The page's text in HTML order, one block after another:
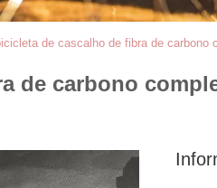
de cascalho de fibra de
de carbono